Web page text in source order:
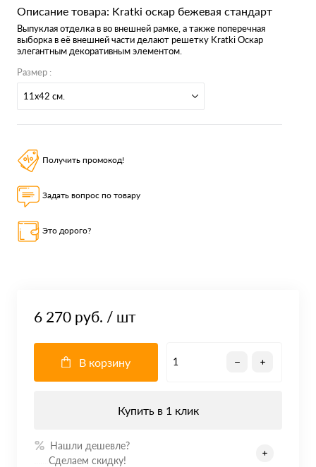
Описание товара: Kratki оскар бежевая стандарт
Выпуклая отделка в во внешней рамке, а также поперечная
выборка в её внешней части делают решетку Kratki Оскар
элегантным декоративным элементом.
Размер :
11x42 см.
Получить промокод!
Задать вопрос по товару
Это дорого?
6 270 руб. / шт
В корзину
Купить в 1 клик
Нашли дешевле?
Сделаем скидку!